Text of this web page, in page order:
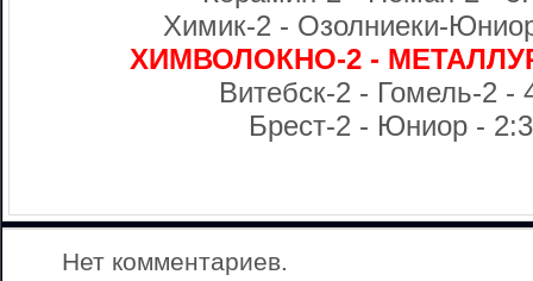
Химик-2 - Озолниеки-
ХИМВОЛОКНО-2 -
Витебск-2 - Гомель-2 -
Брест-2 - Юниор -
Нет комментариев.